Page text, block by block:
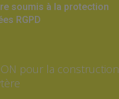
soumis à la protection
RGPD
pour la construction